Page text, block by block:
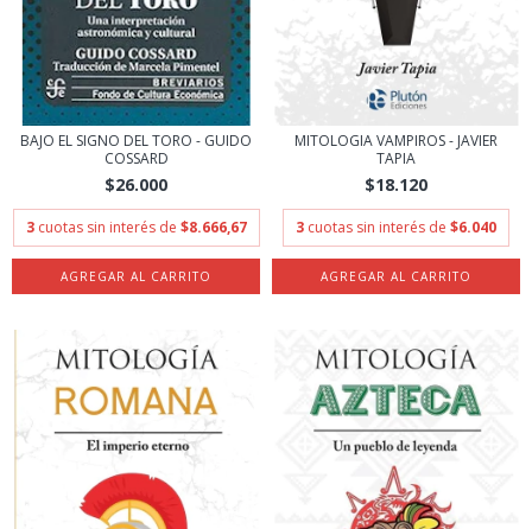
BAJO EL SIGNO DEL TORO - GUIDO
COSSARD
$26.000
3 cuotas sin interés de $8.666,67
MITOLOGIA VAMPIROS - JAVIER
TAPIA
$18.120
3 cuotas sin interés de $6.040